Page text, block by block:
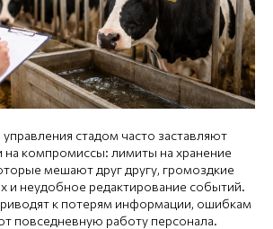
стадом часто заставляют
на компромиссы: лимиты на хранение
мешают друг другу, громоздкие
и неудобное редактирование событий.
к потерям информации, ошибкам
повседневную работу персонала.